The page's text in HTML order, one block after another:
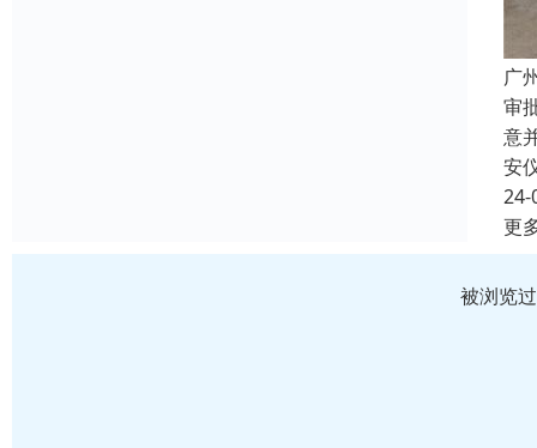
广
审
意
安
24-
更
被浏览